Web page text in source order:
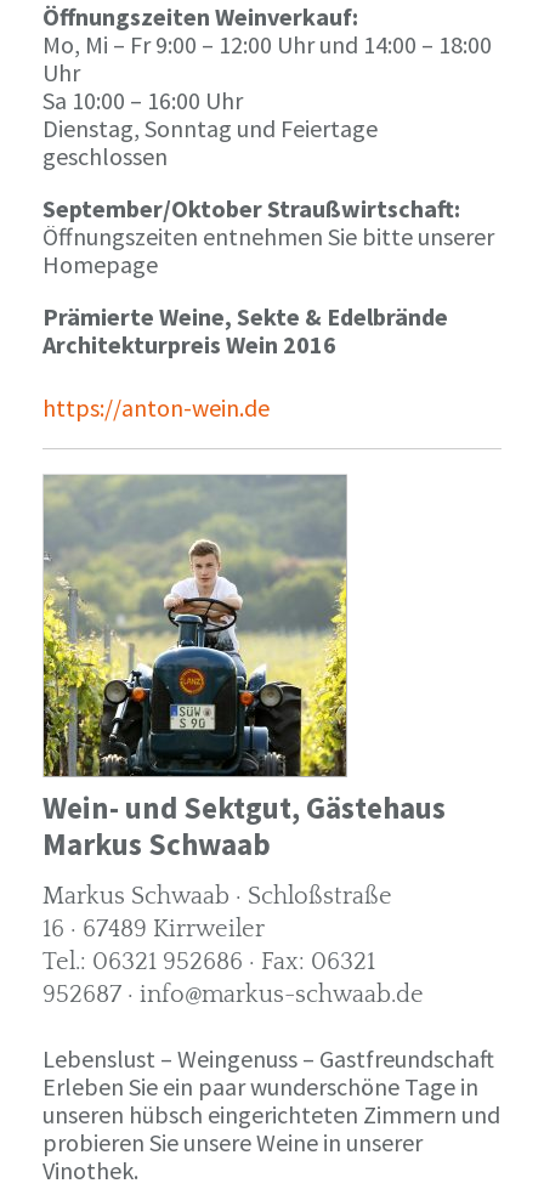
Öffnungszeiten Weinverkauf:
Mo, Mi – Fr 9:00 – 12:00 Uhr und 14:00 – 18:00
Uhr
Sa 10:00 – 16:00 Uhr
Dienstag, Sonntag und Feiertage
geschlossen
September/Oktober Straußwirtschaft:
Öffnungszeiten entnehmen Sie bitte unserer
Homepage
Prämierte Weine, Sekte & Edelbrände
Architekturpreis Wein 2016
https://anton-wein.de
Wein- und Sektgut, Gästehaus
Markus Schwaab
Markus Schwaab · Schloßstraße
16 · 67489 Kirrweiler
Tel.: 06321 952686 · Fax: 06321
952687 · info@markus-schwaab.de
Lebenslust – Weingenuss – Gastfreundschaft
Erleben Sie ein paar wunderschöne Tage in
unseren hübsch eingerichteten Zimmern und
probieren Sie unsere Weine in unserer
Vinothek.